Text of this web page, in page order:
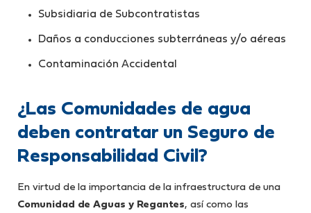
Subsidiaria de Subcontratistas
Daños a conducciones subterráneas y/o aéreas
Contaminación Accidental
¿Las Comunidades de agua
deben contratar un Seguro de
Responsabilidad Civil?
En virtud de la importancia de la infraestructura de una
Comunidad de Aguas y Regantes, así como las